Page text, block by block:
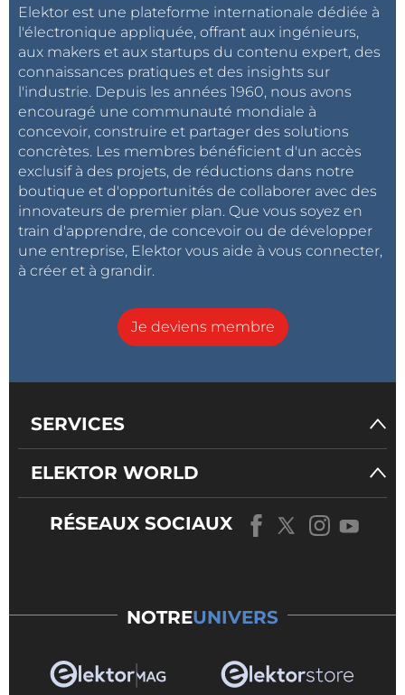
Elektor est une plateforme internationale dédiée à
l'électronique appliquée, offrant aux ingénieurs,
aux makers et aux startups du contenu expert, des
connaissances pratiques et des insights sur
l'industrie. Depuis les années 1960, nous avons
encouragé une communauté mondiale à
concevoir, construire et partager des solutions
concrètes. Les membres bénéficient d'un accès
exclusif à des projets, de réductions dans notre
boutique et d'opportunités de collaborer avec des
innovateurs de premier plan. Que vous soyez en
train d'apprendre, de concevoir ou de développer
une entreprise, Elektor vous aide à vous connecter,
à créer et à grandir.
Je deviens membre
SERVICES
ELEKTOR WORLD
RÉSEAUX SOCIAUX
NOTREUNIVERS